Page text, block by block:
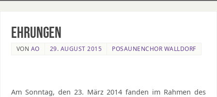
Ehrungen
VON AO 29. AUGUST 2015 POSAUNENCHOR WALLDORF
Am Sonntag, den 23. März 2014 fanden im Rahmen des